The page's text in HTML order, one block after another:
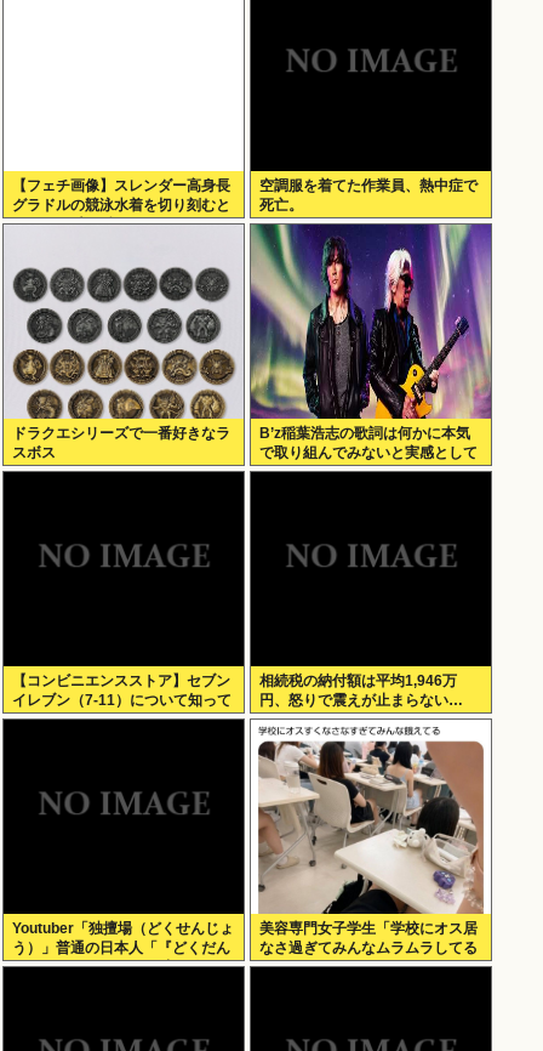
【フェチ画像】スレンダー高身長
グラドルの競泳水着を切り刻むと
ヌルヌル 大開脚×マッサージ
空調服を着てた作業員、熱中症で
死亡。
ドラクエシリーズで一番好きなラ
スボス
B’z稲葉浩志の歌詞は何かに本気
で取り組んでみないと実感として
わからない
【コンビニエンスストア】セブン
イレブン（7-11）について知って
いること
相続税の納付額は平均1,946万
円、怒りで震えが止まらない…
Youtuber「独擅場（どくせんじょ
う）」普通の日本人「『どくだん
じょう』ね もしかして中国人？」
美容専門女子学生「学校にオス居
なさ過ぎてみんなムラムラしてる
」